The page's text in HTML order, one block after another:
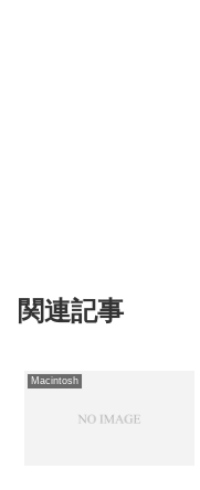
関連記事
Macintosh